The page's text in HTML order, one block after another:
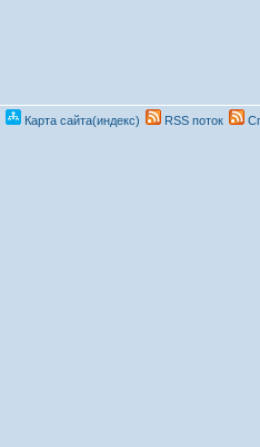
Карта сайта(индекс) RSS поток